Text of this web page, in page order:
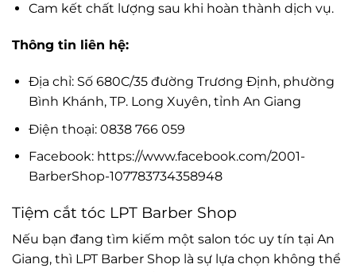
Cam kết chất lượng sau khi hoàn thành dịch vụ.
Thông tin liên hệ:
Địa chỉ: Số 680C/35 đường Trương Định, phường
Bình Khánh, TP. Long Xuyên, tỉnh An Giang
Điện thoại: 0838 766 059
Facebook: https://www.facebook.com/2001-
BarberShop-107783734358948
Tiệm cắt tóc LPT Barber Shop
Nếu bạn đang tìm kiếm một salon tóc uy tín tại An
Giang, thì LPT Barber Shop là sự lựa chọn không thể